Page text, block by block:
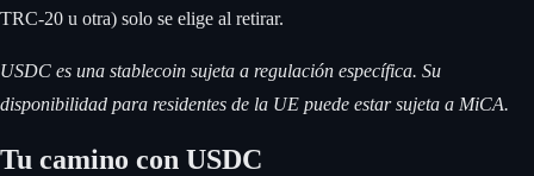
TRC-20 u otra) solo se elige al retirar.
USDC es una stablecoin sujeta a regulación específica. Su
disponibilidad para residentes de la UE puede estar sujeta a MiCA.
Tu camino con USDC